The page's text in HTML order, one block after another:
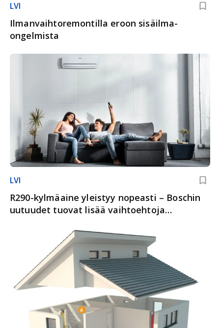
LVI
Ilmanvaihto­remontilla eroon sisäilma­
ongelmista
LVI
R290-kylmäaine yleistyy nopeasti – Boschin
uutuudet tuovat lisää vaihtoehtoja